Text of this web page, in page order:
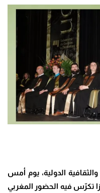
الدولية، يوم أمس
حدثا علميا بارزا تكرّس فيه الحضور المغربي